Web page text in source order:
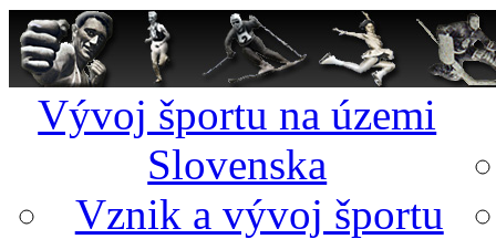
Vývoj športu na územi
Slovenska
Vznik a vývoj športu